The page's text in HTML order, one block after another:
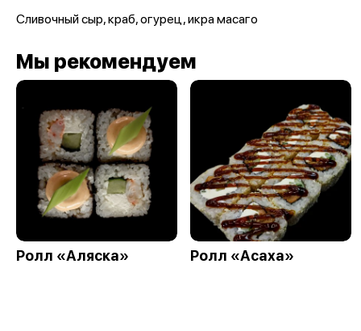
Сливочный сыр, краб, огурец, икра масаго
Мы рекомендуем
Ролл «Аляска» Ролл «Асаха»